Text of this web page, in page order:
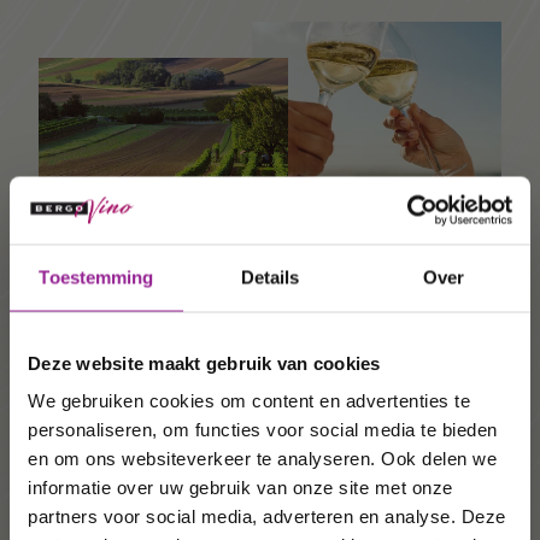
Toestemming Details Over
Deze website maakt gebruik van cookies
We gebruiken cookies om content en advertenties te
personaliseren, om functies voor social media te bieden
en om ons websiteverkeer te analyseren. Ook delen we
informatie over uw gebruik van onze site met onze
partners voor social media, adverteren en analyse. Deze
Een veel voorkomende vorm van wijnbouw. Voorop
staat dat de wijnboer een werkwijze hanteert die
goed is voor het milieu, mens en dier. Dus waar
mogelijk werkt de wijnmakerbiologisch. Het grote
verschil met biologisch is dat deze vorm van
wijnbouw niet als zodanig is gecertificeerd omdat
de wijnboer zich het recht voorhoudt om met
Ontvang 10%
korting op uw
volgende
order!
Wij houden u graag op de
hoogte van onze acties,
wijnhuizen en uw